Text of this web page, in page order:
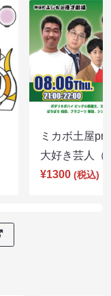
ミカボ土屋
大好き芸人
¥1300 (税込)